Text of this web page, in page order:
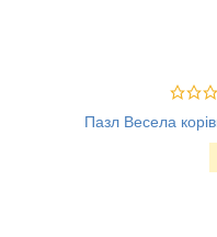
Пазл Весела